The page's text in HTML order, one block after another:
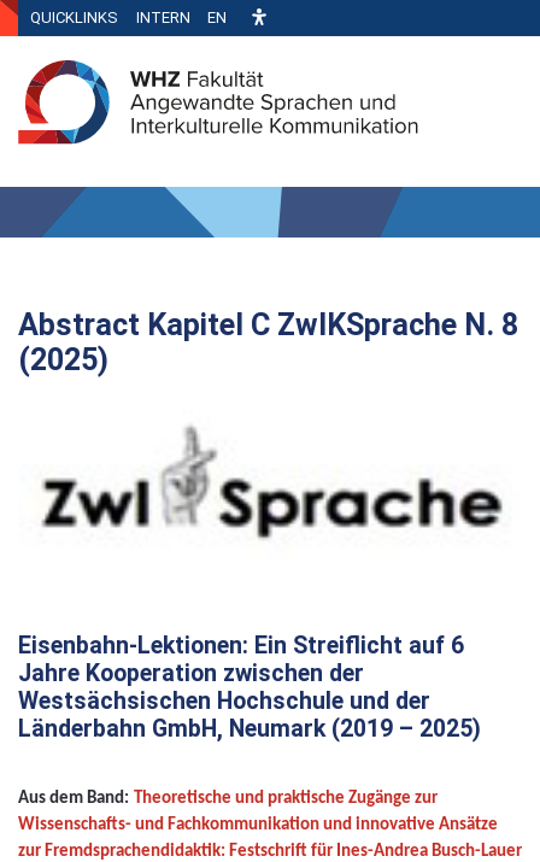
QUICKLINKS INTERN EN
Abstract Kapitel C ZwIKSprache N. 8
(2025)
Eisenbahn-Lektionen: Ein Streiflicht auf 6
Jahre Kooperation zwischen der
Westsächsischen Hochschule und der
Länderbahn GmbH, Neumark (2019 – 2025)
Aus dem Band:
Theoretische und praktische Zugänge zur
Wissenschafts- und Fachkommunikation und innovative Ansätze
zur Fremdsprachendidaktik: Festschrift für Ines-Andrea Busch-Lauer